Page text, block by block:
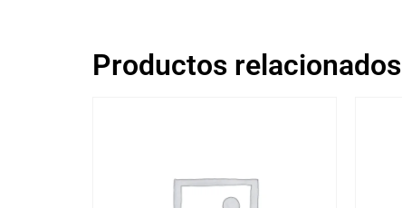
Productos relacionados